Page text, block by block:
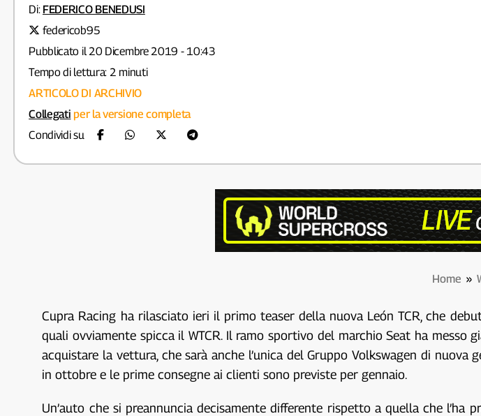
Di: FEDERICO BENEDUSI
federicob95
Pubblicato il 20 Dicembre 2019 - 10:43
Tempo di lettura: 2 minuti
ARTICOLO DI ARCHIVIO
Collegati per la versione completa
Condividi su
Home »
Cupra Racing ha rilasciato ieri il primo teaser della nuova León TCR, che
quali ovviamente spicca il WTCR. Il ramo sportivo del marchio Seat ha
acquistare la vettura, che sarà anche l’unica del Gruppo Volkswagen di
in ottobre e le prime consegne ai clienti sono previste per gennaio.
Un’auto che si preannuncia decisamente differente rispetto a quella che l’ha